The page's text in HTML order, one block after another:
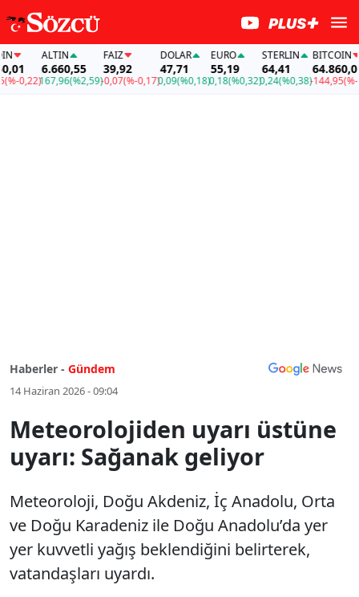
0,22)
ALTIN
6.660,55
167,96(%2,59)
FAİZ
39,92
-0,07(%-0,17)
DOLAR
47,71
0,09(%0,18)
EURO
55,19
0,18(%0,32)
STERLIN
64,41
0,24(%0,38)
BITCOIN
64.860,01
-144,95(%-
Haberler - Gündem
14 Haziran 2026 - 09:04
Meteorolojiden uyarı üstüne
uyarı: Sağanak geliyor
Meteoroloji, Doğu Akdeniz, İç Anadolu, Orta
ve Doğu Karadeniz ile Doğu Anadolu’da yer
yer kuvvetli yağış beklendiğini belirterek,
vatandaşları uyardı.